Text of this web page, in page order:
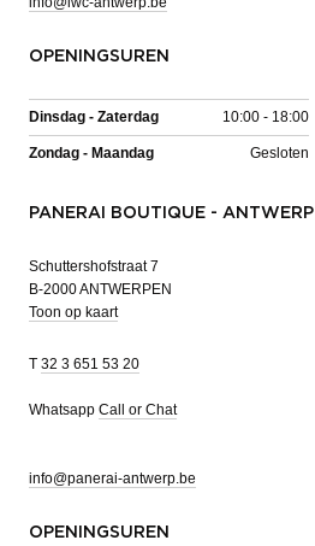
OPENINGSUREN
Dinsdag - Zaterdag 10:00 - 18:00
Zondag - Maandag Gesloten
PANERAI BOUTIQUE - ANTWERP
Schuttershofstraat 7
B-2000 ANTWERPEN
Toon op kaart
T 32 3 651 53 20
Whatsapp Call or Chat
info@panerai-antwerp.be
OPENINGSUREN